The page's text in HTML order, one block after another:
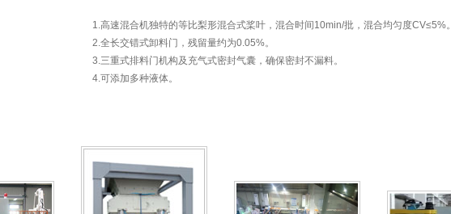
1.高速混合机独特的等比梨形混合式桨叶，混合时间10min/批，混合均匀度CV≤5%。
2.全长交错式卸料门，残留量约为0.05%。
3.三重式排料门机构及充气式密封气囊，确保密封不漏料。
4.可添加多种液体。